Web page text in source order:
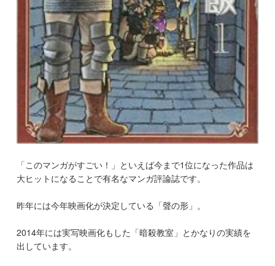
「このマンガがすごい！」といえば今まで1位になった作品は
大ヒットになることで有名なマンガ評論誌です。
昨年には今年映画化が決定している「聲の形」。
2014年には実写映画化もした「暗殺教室」とかなりの実績を
出しています。